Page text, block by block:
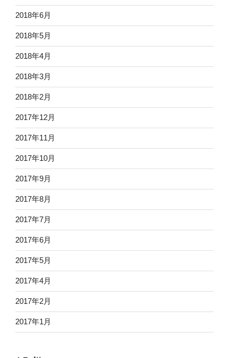
2018年6月
2018年5月
2018年4月
2018年3月
2018年2月
2017年12月
2017年11月
2017年10月
2017年9月
2017年8月
2017年7月
2017年6月
2017年5月
2017年4月
2017年2月
2017年1月